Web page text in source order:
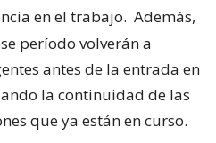
en el trabajo. Además,
período volverán a
antes de la entrada en
la continuidad de las
que ya están en curso.